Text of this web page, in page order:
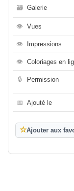
🗃 Galerie
👁 Vues
👁 Impressions
👁 Coloriages en
🔒 Permission
📅 Ajouté le
☆Ajouter aux